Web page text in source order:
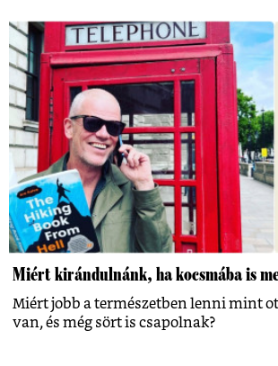
Miért kirándulnánk, ha kocsmába is
Miért jobb a természetben lenni mint
van, és még sört is csapolnak?